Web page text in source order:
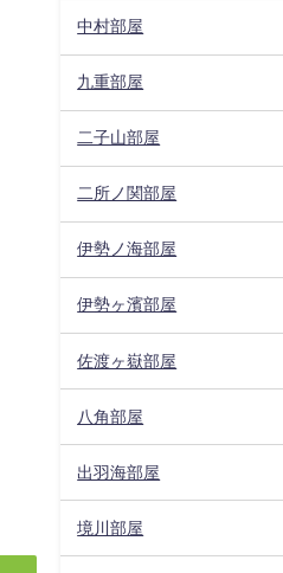
中村部屋
九重部屋
二子山部屋
二所ノ関部屋
伊勢ノ海部屋
伊勢ヶ濱部屋
佐渡ヶ嶽部屋
八角部屋
出羽海部屋
境川部屋